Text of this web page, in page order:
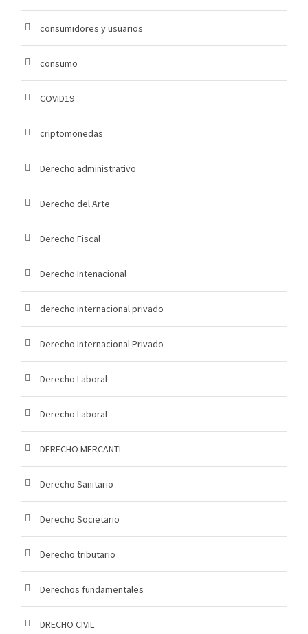
consumidores y usuarios
consumo
COVID19
criptomonedas
Derecho administrativo
Derecho del Arte
Derecho Fiscal
Derecho Intenacional
derecho internacional privado
Derecho Internacional Privado
Derecho Laboral
Derecho Laboral
DERECHO MERCANTL
Derecho Sanitario
Derecho Societario
Derecho tributario
Derechos fundamentales
DRECHO CIVIL